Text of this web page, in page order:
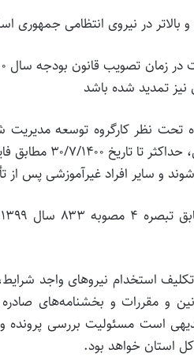
بالاتر در نیروی انتظامی جمهوری
نیز تمدید شده باشد
تحت نظر کارگروه توسعه
واحدهای
و سایر افراد غیرآموزشی پس
استخدام نیروهای واجد
و مقررات و بخشنامه‌های
است مسئولیت بررسی پرونده
استان خواهد بود.